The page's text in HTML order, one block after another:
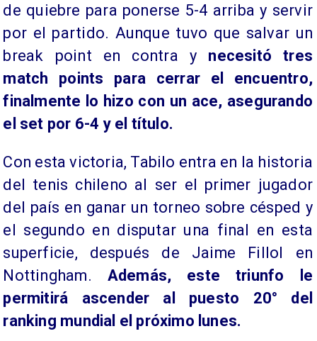
de quiebre para ponerse 5-4 arriba y servir
por el partido. Aunque tuvo que salvar un
break point en contra y necesitó tres
match points para cerrar el encuentro,
finalmente lo hizo con un ace, asegurando
el set por 6-4 y el título.
Con esta victoria, Tabilo entra en la historia
del tenis chileno al ser el primer jugador
del país en ganar un torneo sobre césped y
el segundo en disputar una final en esta
superficie, después de Jaime Fillol en
Nottingham. Además, este triunfo le
permitirá ascender al puesto 20° del
ranking mundial el próximo lunes.